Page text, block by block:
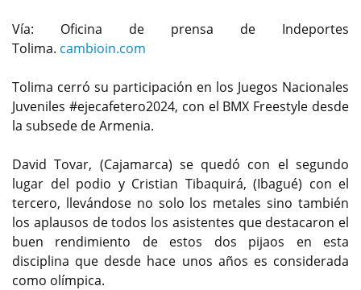
Vía: Oficina de prensa de Indeportes
Tolima. cambioin.com
Tolima cerró su participación en los Juegos Nacionales
Juveniles #ejecafetero2024, con el BMX Freestyle desde
la subsede de Armenia.
David Tovar, (Cajamarca) se quedó con el segundo
lugar del podio y Cristian Tibaquirá, (Ibagué) con el
tercero, llevándose no solo los metales sino también
los aplausos de todos los asistentes que destacaron el
buen rendimiento de estos dos pijaos en esta
disciplina que desde hace unos años es considerada
como olímpica.